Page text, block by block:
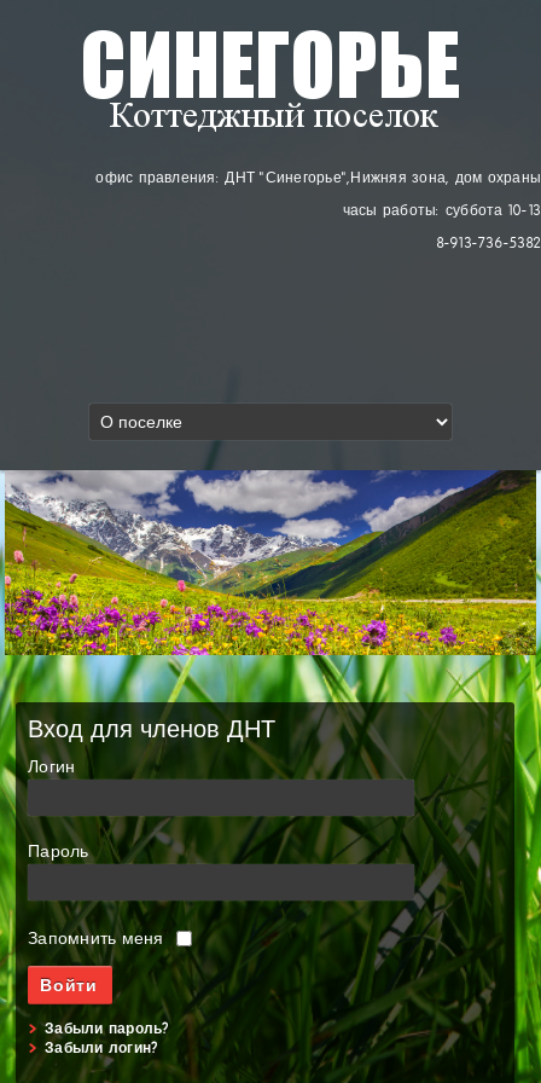
офис правления: ДНТ "Синегорье", Нижняя зона, дом охраны
часы работы: суббота 10-13
8-913-736-5382
Вход для членов ДНТ
Логин
Пароль
Запомнить меня
Забыли пароль?
Забыли логин?